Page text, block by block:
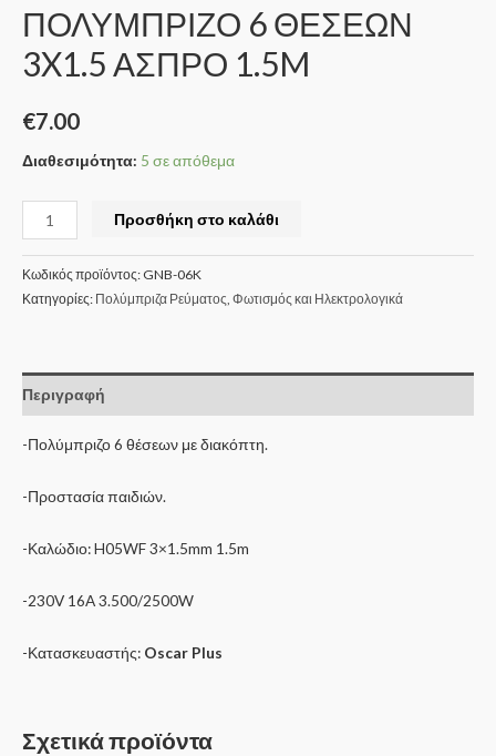
ΠΟΛΥΜΠΡΙΖΟ 6 ΘΕΣΕΩΝ
3X1.5 ΑΣΠΡΟ 1.5M
€7.00
Διαθεσιμότητα: 5 σε απόθεμα
Προσθήκη στο καλάθι
Κωδικός προϊόντος: GNB-06K
Κατηγορίες: Πολύμπριζα Ρεύματος, Φωτισμός και Ηλεκτρολογικά
Περιγραφή
-Πολύμπριζο 6 θέσεων με διακόπτη.
-Προστασία παιδιών.
-Καλώδιο: H05WF 3×1.5mm 1.5m
-230V 16A 3.500/2500W
-Κατασκευαστής: Oscar Plus
Σχετικά προϊόντα